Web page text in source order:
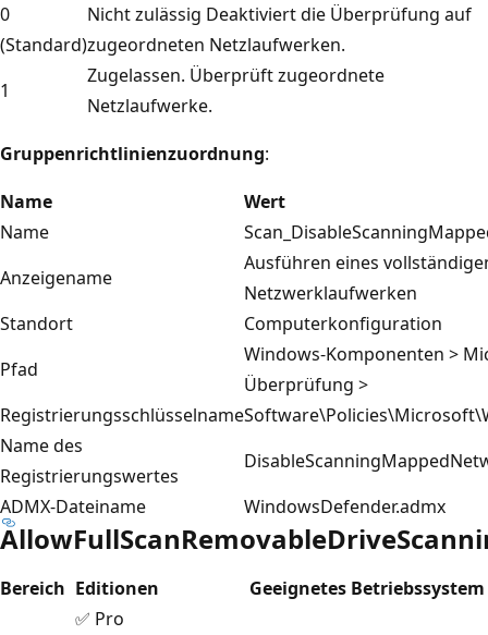
0
(Standard)
Nicht zulässig Deaktiviert die Überprüfung auf
zugeordneten Netzlaufwerken.
1
Zugelassen. Überprüft zugeordnete
Netzlaufwerke.
Gruppenrichtlinienzuordnung:
Name
Wert
Name
Anzeigename
Ausführen eines
Netzwerklaufwerken
Standort
Computerkonfiguration
Pfad
Windows-Komponenten >
Überprüfung >
Registrierungsschlüsselname
Name des
Registrierungswertes
ADMX-Dateiname
WindowsDefender.admx
Bereich Editionen Geeignetes Betriebssystem
✅ Pro